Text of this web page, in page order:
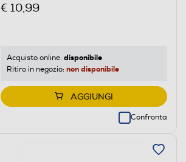
€ 10,99
Acquisto online: disponibile
Ritiro in negozio: non disponibile
AGGIUNGI
Confronta